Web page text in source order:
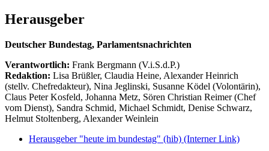
Herausgeber
Deutscher Bundestag, Parlamentsnachrichten
Verantwortlich: Frank Bergmann (V.i.S.d.P.)
Redaktion: Lisa Brüßler, Claudia Heine, Alexander Heinrich
(stellv. Chefredakteur), Nina Jeglinski, Susanne Ködel (Volontärin),
Claus Peter Kosfeld, Johanna Metz, Sören Christian Reimer (Chef
vom Dienst), Sandra Schmid, Michael Schmidt, Denise Schwarz,
Helmut Stoltenberg, Alexander Weinlein
Herausgeber "heute im bundestag" (hib) (Interner Link)